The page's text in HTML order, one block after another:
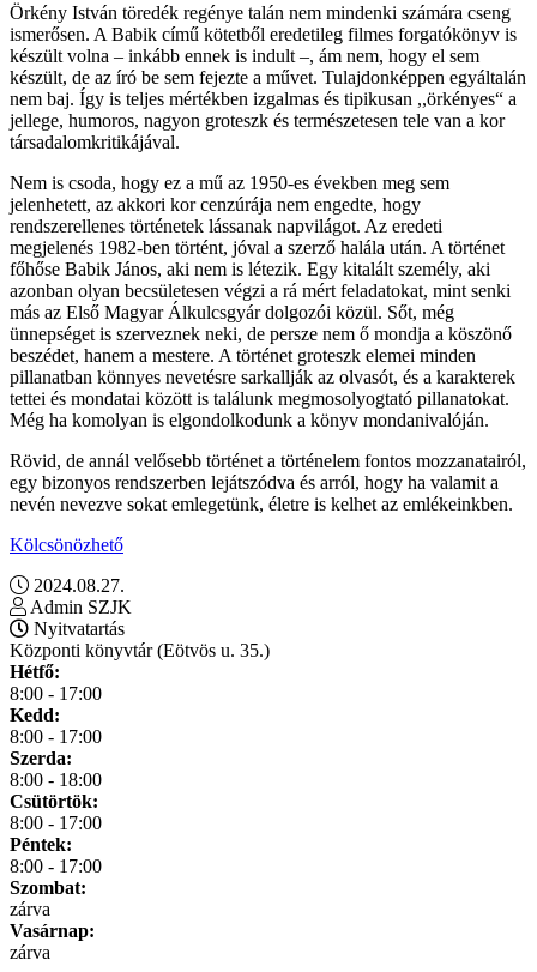
Örkény István töredék regénye talán nem mindenki számára cseng
ismerősen. A Babik című kötetből eredetileg filmes forgatókönyv is
készült volna – inkább ennek is indult –, ám nem, hogy el sem
készült, de az író be sem fejezte a művet. Tulajdonképpen egyáltalán
nem baj. Így is teljes mértékben izgalmas és tipikusan ,,örkényes“ a
jellege, humoros, nagyon groteszk és természetesen tele van a kor
társadalomkritikájával.
Nem is csoda, hogy ez a mű az 1950-es években meg sem
jelenhetett, az akkori kor cenzúrája nem engedte, hogy
rendszerellenes történetek lássanak napvilágot. Az eredeti
megjelenés 1982-ben történt, jóval a szerző halála után. A történet
főhőse Babik János, aki nem is létezik. Egy kitalált személy, aki
azonban olyan becsületesen végzi a rá mért feladatokat, mint senki
más az Első Magyar Álkulcsgyár dolgozói közül. Sőt, még
ünnepséget is szerveznek neki, de persze nem ő mondja a köszönő
beszédet, hanem a mestere. A történet groteszk elemei minden
pillanatban könnyes nevetésre sarkallják az olvasót, és a karakterek
tettei és mondatai között is találunk megmosolyogtató pillanatokat.
Még ha komolyan is elgondolkodunk a könyv mondanivalóján.
Rövid, de annál velősebb történet a történelem fontos mozzanatairól,
egy bizonyos rendszerben lejátszódva és arról, hogy ha valamit a
nevén nevezve sokat emlegetünk, életre is kelhet az emlékeinkben.
Kölcsönözhető
2024.08.27.
Admin SZJK
Nyitvatartás
Központi könyvtár (Eötvös u. 35.)
Hétfő:
8:00 - 17:00
Kedd:
8:00 - 17:00
Szerda:
8:00 - 18:00
Csütörtök:
8:00 - 17:00
Péntek:
8:00 - 17:00
Szombat:
zárva
Vasárnap:
zárva